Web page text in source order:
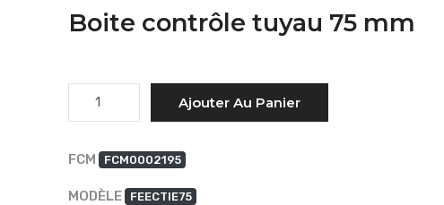
Boite contrôle tuyau 75 mm
Quantité
Ajouter Au Panier
FCM FCM0002195
MODÈLE FEECTIE75